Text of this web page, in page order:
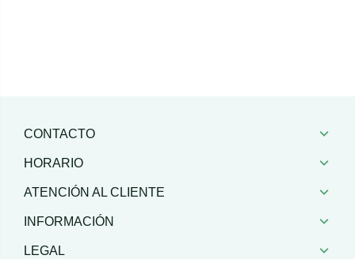
CONTACTO
HORARIO
ATENCIÓN AL CLIENTE
INFORMACIÓN
LEGAL